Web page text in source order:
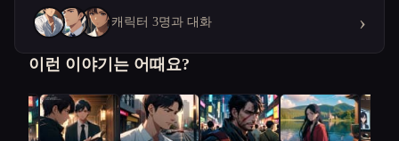
캐릭터 3명과 대화 ›
이런 이야기는 어때요?